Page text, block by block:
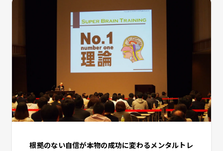
根拠のない自信が本物の成功に変わるメンタルトレ